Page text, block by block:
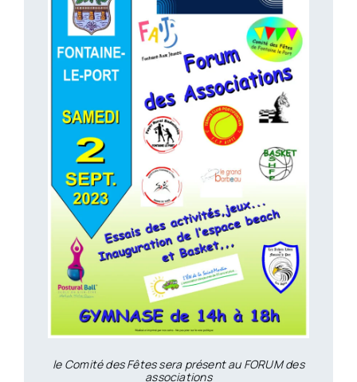
le Comité des Fêtes sera présent au FORUM des
associations